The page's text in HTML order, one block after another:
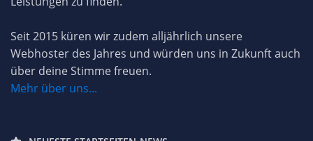
Seit 2015 küren wir zudem alljährlich unsere
Webhoster des Jahres und würden uns in Zukunft auch
über deine Stimme freuen.
Mehr über uns...